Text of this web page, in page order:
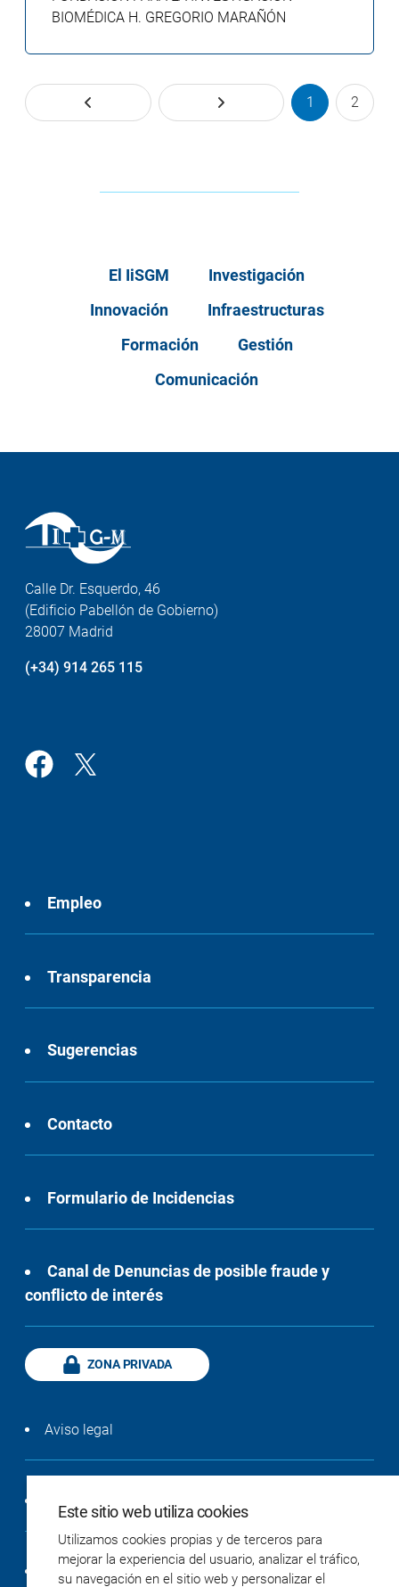
BIOMÉDICA H. GREGORIO MARAÑÓN
1 2
El IiSGM
Investigación
Innovación
Infraestructuras
Formación
Gestión
Comunicación
Calle Dr. Esquerdo, 46
(Edificio Pabellón de Gobierno)
28007 Madrid
(+34) 914 265 115
Empleo
Transparencia
Sugerencias
Contacto
Formulario de Incidencias
Canal de Denuncias de posible fraude y
conflicto de interés
ZONA PRIVADA
Aviso legal
Política de cookies
Este sitio web utiliza cookies
Utilizamos cookies propias y de terceros para
mejorar la experiencia del usuario, analizar el tráfico,
su navegación en el sitio web y personalizar el